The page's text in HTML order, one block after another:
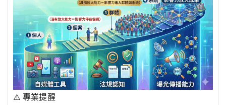
⚠️ 專業提醒